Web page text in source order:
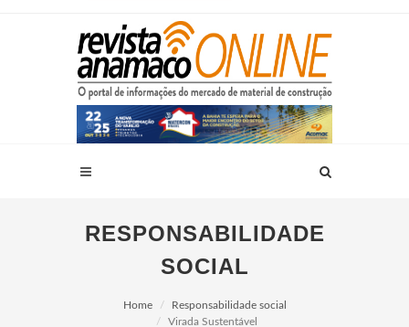
RESPONSABILIDADE
SOCIAL
Home
Responsabilidade social
Virada Sustentável